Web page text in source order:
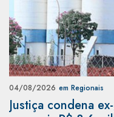
04/08/2026 em Regionais
Justiça condena